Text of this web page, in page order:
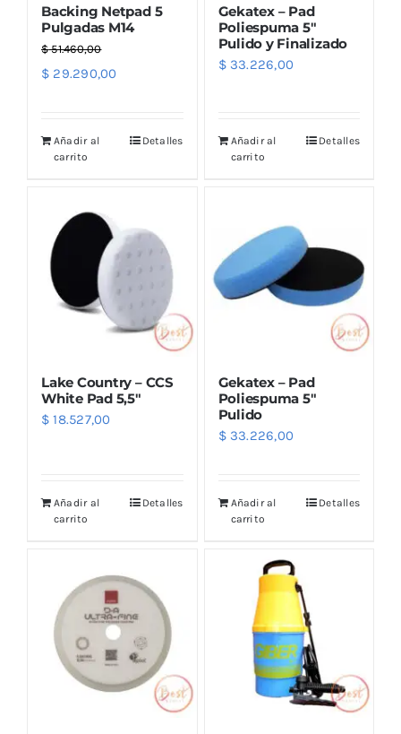
Backing Netpad 5
Pulgadas M14
$51.460,00
El
era:
$ 29.290,00
es:
Añadir al
carrito
Detalles
Gekatex – Pad
Poliespuma 5″
Pulido y Finalizado
$33.226,00
Añadir al
carrito
Detalles
Lake Country – CCS
White Pad 5,5″
$ 18.527,00
Añadir al
carrito
Detalles
Gekatex – Pad
Poliespuma 5″
Pulido
$33.226,00
Añadir al
carrito
Detalles